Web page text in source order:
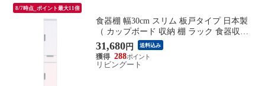
8/7時点_ポイント最大11倍
食器棚 幅30cm スリム 板戸タイプ 日本製
（ カップボード 収納 棚 ラック 食器収納
完成品 キッチン 脱衣所 ホワイト 隙間収納
引き出し シンプル ）
31,680円 送料込み
288
リビングート